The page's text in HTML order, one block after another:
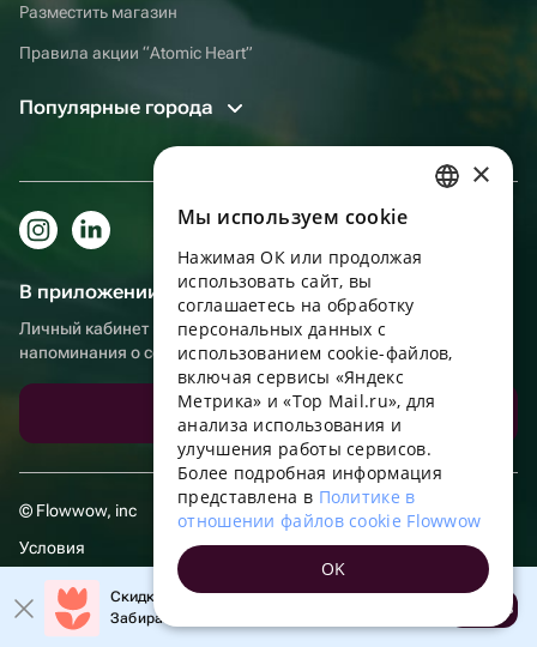
Разместить магазин
Правила акции “Atomic Heart”
Популярные города
В приложении еще удобнее!
Личный кабинет получателя, больше бонусов за покупки и
напоминания о событиях
Скачать приложение
© Flowwow, inc
Условия
Обработка персональных данных
Скидка 20% на первый заказ!
Забирайте промокод в приложении!
Открыть
ENGLISH
UKRAINIAN
PORTUGUESE
FRENCH
TURKISH
POLISH
×
Мы используем сookie
Нажимая ОК или продолжая
использовать сайт, вы
соглашаетесь на обработку
персональных данных с
использованием cookie-файлов,
включая сервисы «Яндекс
Метрика» и «Top Mail.ru», для
анализа использования и
улучшения работы сервисов.
Более подробная информация
представлена в Политике в
отношении файлов cookie Flowwow
OK